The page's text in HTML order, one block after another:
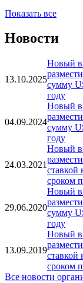
Показать все
Новости
13.10.2025
Новый
сумму
году
04.09.2024
Новый
сумму
году
24.03.2021
Новый
ставкой
сроком
29.06.2020
Новый
сумму
году
13.09.2019
Новый
ставкой
сроком
Все новости